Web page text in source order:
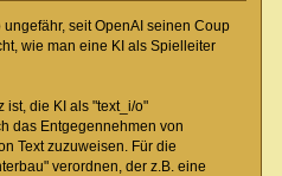
seit OpenAI seinen Coup
wie man eine KI als Spielleiter
ist, die KI als "text_i/o"
das Entgegennehmen von
Text zuzuweisen. Für die
verordnen, der z.B. eine